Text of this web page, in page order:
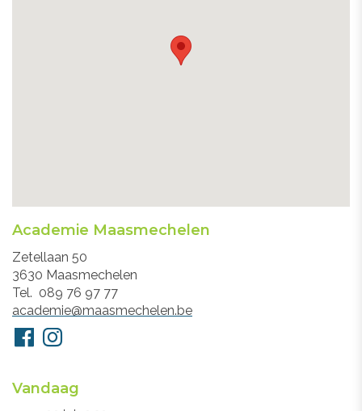
Academie Maasmechelen
Adres
Zetellaan 50
3630 Maasmechelen
Tel.
089 76 97 77
E-
mail
academie@maasmechelen.be
Volg
ons
FacebookInstagram
Openingsuren
secretariaat
Vandaag